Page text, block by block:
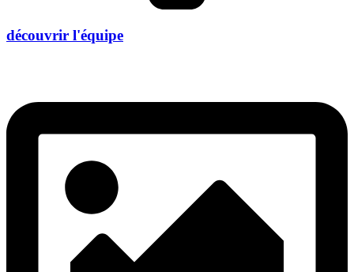
découvrir l'équipe